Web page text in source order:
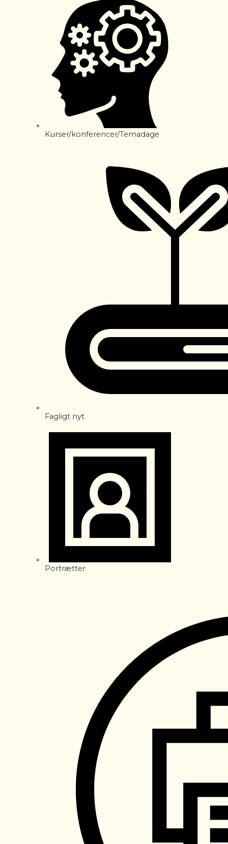
Kurser/konferencer/Temadage
Fagligt nyt
Portrætter